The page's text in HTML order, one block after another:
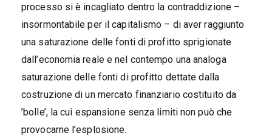
processo si è incagliato dentro la contraddizione –
insormontabile per il capitalismo – di aver raggiunto
una saturazione delle fonti di profitto sprigionate
dall’economia reale e nel contempo una analoga
saturazione delle fonti di profitto dettate dalla
costruzione di un mercato finanziario costituito da
’bolle’, la cui espansione senza limiti non può che
provocarne l’esplosione.